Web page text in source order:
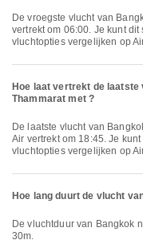
De vroegste vlucht van Bangkok naar Nakhon Si Thammarat met Nok Air
vertrekt om 06:00. Je kunt
vluchtopties vergelijken op
Hoe laat vertrekt de
Thammarat met ?
De laatste vlucht van Bangkok naar Nakhon Si Thammarat met Thai Lion
Air vertrekt om 18:45. Je
vluchtopties vergelijken op
Hoe lang duurt de vlucht
De vluchtduur van Bangkok naar Nakhon Si Thammarat is ongeveer 1u
30m.